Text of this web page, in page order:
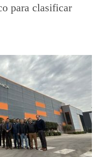
para clasificar